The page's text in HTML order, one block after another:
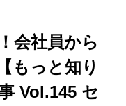
会社員から
もっと知り
Vol.145 セ